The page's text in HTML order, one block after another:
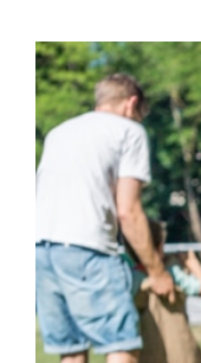
Zeige
grösseres
Bild